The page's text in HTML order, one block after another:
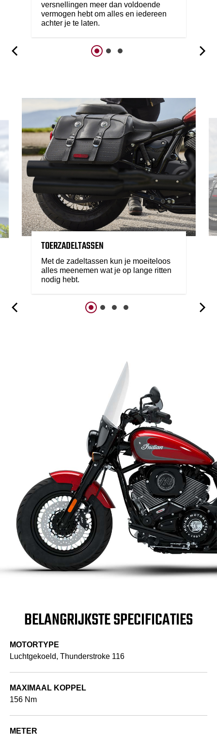
versnellingen meer dan voldoende
vermogen hebt om alles en iedereen
achter je te laten.
TOERZADELTASSEN
Met de zadeltassen kun je moeiteloos
alles meenemen wat je op lange ritten
nodig hebt.
BELANGRIJKSTE SPECIFICATIES
MOTORTYPE
Luchtgekoeld, Thunderstroke 116
MAXIMAAL KOPPEL
156 Nm
METER